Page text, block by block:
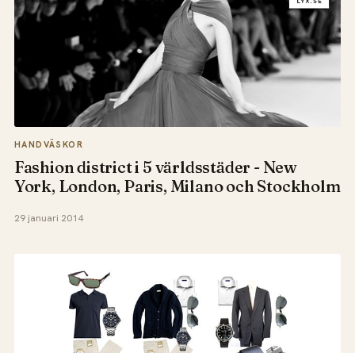
HANDVÄSKOR
Fashion district i 5 världsstäder - New
York, London, Paris, Milano och Stockholm
29 januari 2014